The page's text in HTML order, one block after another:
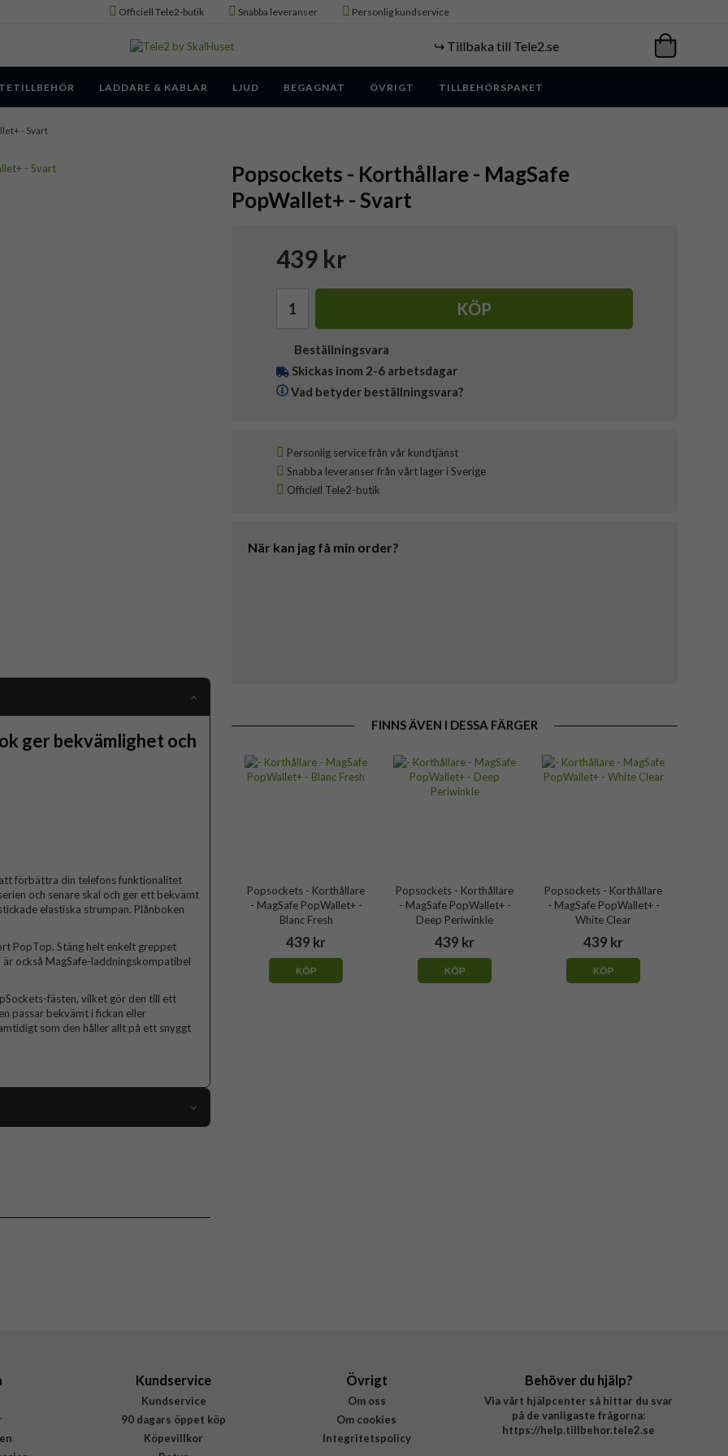
Officiell Tele2-butik Snabba leveranser Personlig kundservice
↪️ Tillbaka till Tele2.se
LADDARE & KABLAR LJUD BEGAGNAT ÖVRIGT TILLBEHÖRSPAKET
- Svart
Popsockets - Korthållare - MagSafe
PopWallet+ - Svart
439 kr
KÖP
Beställningsvara
Skickas inom 2-6 arbetsdagar
Vad betyder beställningsvara?
Personlig service från vår kundtjänst
Snabba leveranser från vårt lager i Sverige
Officiell Tele2-butik
När kan jag få min order?
FINNS ÄVEN I DESSA FÄRGER
Popsockets - Korthållare
- MagSafe PopWallet+ -
Blanc Fresh
439 kr
KÖP
Popsockets - Korthållare
- MagSafe PopWallet+ -
Deep Periwinkle
439 kr
KÖP
Popsockets - Korthållare
- MagSafe PopWallet+ -
White Clear
439 kr
KÖP
ger bekvämlighet och
förbättra din telefons funktionalitet
och senare skal och ger ett bekvämt
elastiska strumpan. Plånboken
PopTop. Stäng helt enkelt greppet
också MagSafe-laddningskompatibel
fästen, vilket gör den till ett
passar bekvämt i fickan eller
som den håller allt på ett snyggt
Svart
Kundservice
Kundservice
90 dagars öppet köp
Köpevillkor
Övrigt
Om oss
Om cookies
Integritetspolicy
Behöver du hjälp?
Via vårt hjälpcenter så hittar du svar
på de vanligaste frågorna:
https://help.tillbehor.tele2.se